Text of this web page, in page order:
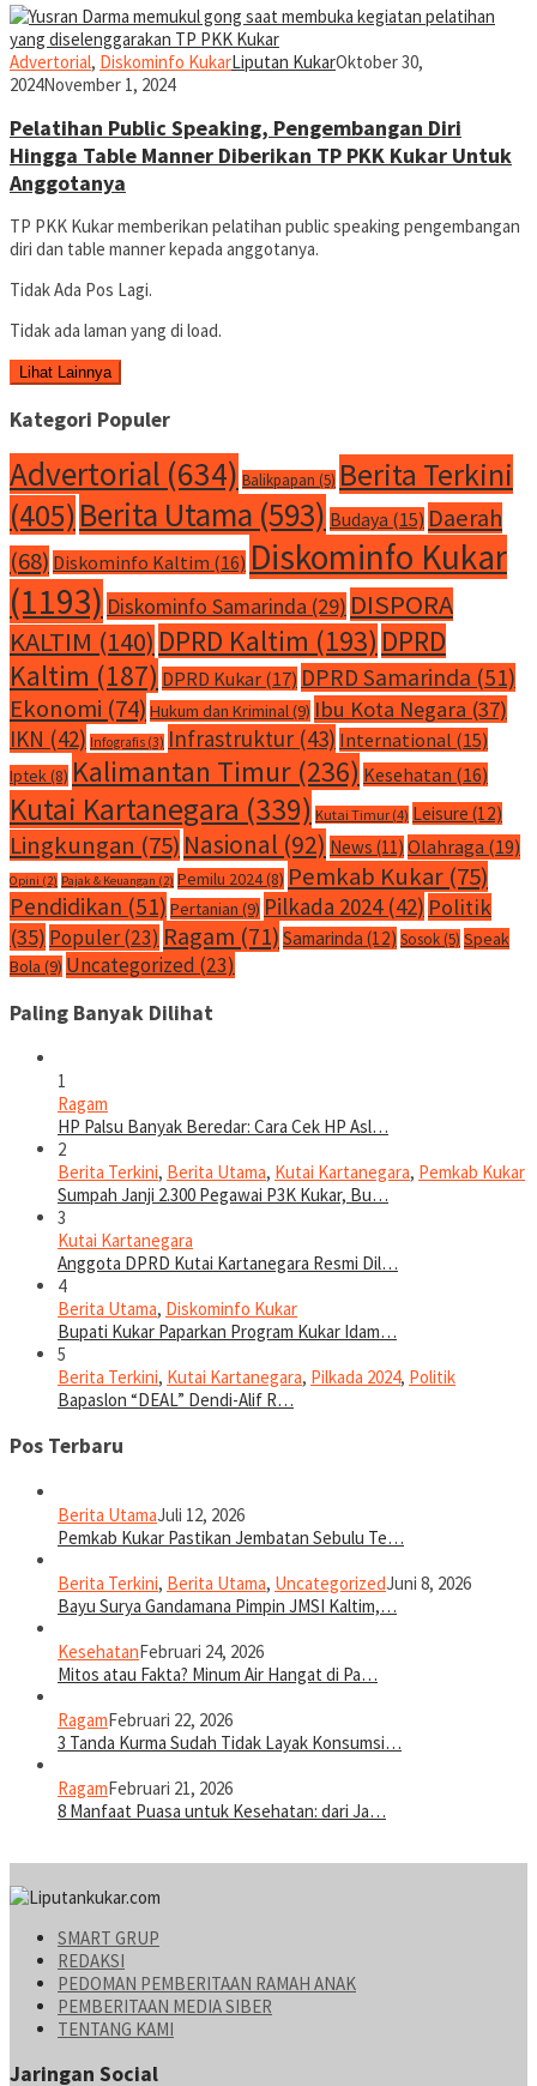
Advertorial, Diskominfo KukarLiputan KukarOktober 30,
2024November 1, 2024
Pelatihan Public Speaking, Pengembangan Diri
Hingga Table Manner Diberikan TP PKK Kukar Untuk
Anggotanya
TP PKK Kukar memberikan pelatihan public speaking pengembangan
diri dan table manner kepada anggotanya.
Tidak Ada Pos Lagi.
Tidak ada laman yang di load.
Lihat Lainnya
Kategori Populer
Advertorial (634) Balikpapan (5) Berita Terkini
(405)Berita Utama (593) Budaya (15) Daerah
(68) Diskominfo Kaltim (16) Diskominfo Kukar
(1193) Diskominfo Samarinda (29) DISPORA
KALTIM (140) DPRD Kaltim (193) DPRD
Kaltim (187) DPRD Kukar (17) DPRD Samarinda (51)
Ekonomi (74) Hukum dan Kriminal(9) Ibu Kota Negara (37)
IKN (42) Infografis (3) Infrastruktur (43) International (15)
Iptek(8) Kalimantan Timur (236) Kesehatan (16)
Kutai Kartanegara (339) Kutai Timur (4) Leisure (12)
Lingkungan (75) Nasional (92) News (11) Olahraga (19)
Opini (2) Pajak & Keuangan (2) Pemilu 2024(8) Pemkab Kukar (75)
Pendidikan (51) Pertanian (9) Pilkada 2024(42) Politik
(35) Populer(23) Ragam (71) Samarinda (12) Sosok(5) Speak
Bola (9) Uncategorized (23)
Paling Banyak Dilihat
1
Ragam
HP Palsu Banyak Beredar: Cara Cek HP Asl…
2
Berita Terkini, Berita Utama, Kutai Kartanegara, Pemkab Kukar
Sumpah Janji 2.300 Pegawai P3K Kukar, Bu…
3
Kutai Kartanegara
Anggota DPRD Kutai Kartanegara Resmi Dil…
4
Berita Utama, Diskominfo Kukar
Bupati Kukar Paparkan Program Kukar Idam…
5
Berita Terkini, Kutai Kartanegara, Pilkada 2024, Politik
Bapaslon “DEAL” Dendi-Alif R…
Pos Terbaru
Berita UtamaJuli 12, 2026
Pemkab Kukar Pastikan Jembatan Sebulu Te…
Berita Terkini, Berita Utama, UncategorizedJuni 8, 2026
Bayu Surya Gandamana Pimpin JMSI Kaltim,…
KesehatanFebruari 24, 2026
Mitos atau Fakta? Minum Air Hangat di Pa…
RagamFebruari 22, 2026
3 Tanda Kurma Sudah Tidak Layak Konsumsi…
RagamFebruari 21, 2026
8 Manfaat Puasa untuk Kesehatan: dari Ja…
SMART GRUP
REDAKSI
PEDOMAN PEMBERITAAN RAMAH ANAK
PEMBERITAAN MEDIA SIBER
TENTANG KAMI
Jaringan Social